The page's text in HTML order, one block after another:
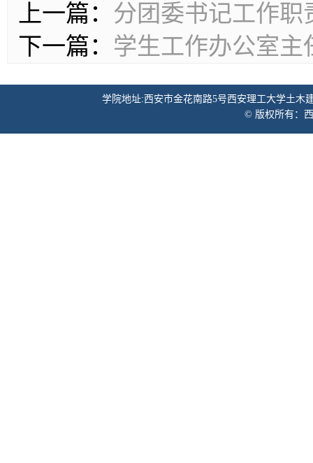
上一篇： 分团委书记工作职
下一篇： 学生工作办公室主
学院地址:西安市金花南路5号西安理工大学土木
© 版权所有：